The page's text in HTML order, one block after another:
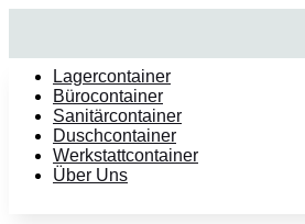
Lagercontainer
Bürocontainer
Sanitärcontainer
Duschcontainer
Werkstattcontainer
Über Uns